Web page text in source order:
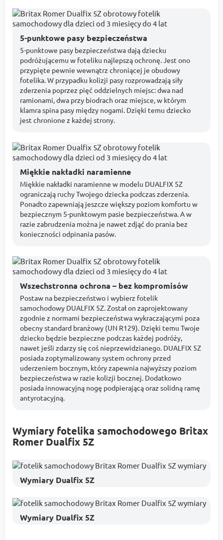
5-punktowe pasy bezpieczeństwa
5-punktowe pasy bezpieczeństwa dają dziecku
podróżującemu w foteliku najlepszą ochronę. Jest ono
przypięte pewnie wewnątrz chroniącej je obudowy
fotelika. W przypadku kolizji pasy rozprowadzają siły
zderzenia poprzez pięć oddzielnych miejsc: dwa nad
ramionami, dwa przy biodrach oraz miejsce, w którym
klamra spina pasy między nogami. Dzięki temu dziecko
jest chronione z każdej strony.
Miękkie nakładki naramienne
Miękkie nakładki naramienne w modelu DUALFIX 5Z
ograniczają ruchy Twojego dziecka podczas zderzenia.
Ponadto zapewniają jeszcze większy poziom komfortu w
bezpiecznym 5-punktowym pasie bezpieczeństwa. A w
razie zabrudzenia można je nawet zdjąć do prania bez
konieczności odpinania pasów.
Wszechstronna ochrona – bez kompromisów
Postaw na bezpieczeństwo i wybierz fotelik
samochodowy DUALFIX 5Z. Został on zaprojektowany
zgodnie z normami bezpieczeństwa wykraczającymi poza
obecny standard branżowy (UN R129). Dzięki temu Twoje
dziecko będzie bezpieczne podczas każdej podróży,
nawet jeśli zdarzy się coś nieprzewidzianego. DUALFIX 5Z
posiada zoptymalizowany system ochrony przed
uderzeniem bocznym, który zapewnia najwyższy poziom
bezpieczeństwa w razie kolizji bocznej. Dodatkowo
posiada innowacyjną nogę podpierającą oraz solidną ramę
antyrotacyjną.
Wymiary fotelika samochodowego Britax
Romer Dualfix 5Z
Wymiary Dualfix 5Z
Wymiary Dualfix 5Z